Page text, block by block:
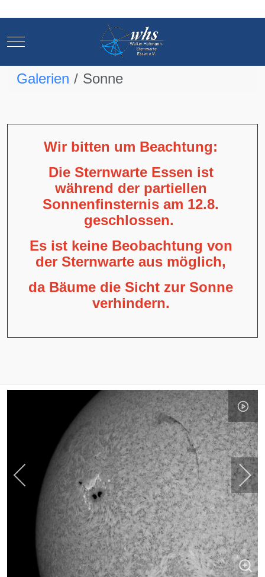
Mobile Menu Toggle
Galerien Sonne
Wir bitten um Beachtung:
Die Sternwarte Essen ist
während der partiellen
Sonnenfinsternis am 12.8.
geschlossen.
Es ist keine Beobachtung von
der Sternwarte aus möglich,
da Bäume die Sicht zur Sonne
verhindern.